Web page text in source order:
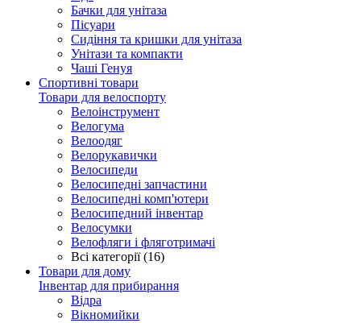
Бачки для унітаза
Пісуари
Сидіння та кришки для унітаза
Унітази та компакти
Чаші Генуя
Спортивні товари
Товари для велоспорту
Велоінструмент
Велогума
Велоодяг
Велорукавички
Велосипеди
Велосипедні запчастини
Велосипедні комп'ютери
Велосипедний інвентар
Велосумки
Велофляги і фляготримачі
Всі категорії (16)
Товари для дому
Інвентар для прибирання
Відра
Вікномийки